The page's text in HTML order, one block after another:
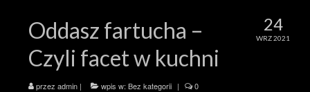
24
WRZ 2021
Oddasz fartucha –
Czyli facet w kuchni
przez admin | wpis w: Bez kategorii | 0